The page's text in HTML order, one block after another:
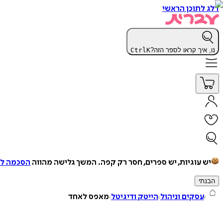
דלג לתוכן הראשי
נו, איך קראו לספר הזה? CtrlK
יש עוגיות, יש ספרים, חסר רק קפה. המשך גלישה מהווה הסכמה
הבנתי
עסקים וניהול הייטק ודיגיטל מאפס לאחד